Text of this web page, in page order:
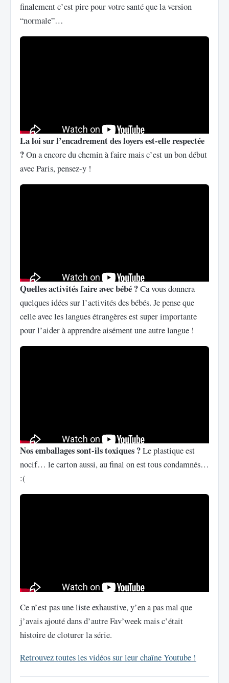
finalement c’est pire pour votre santé que la version
“normale”…
La loi sur l’encadrement des loyers est-elle respectée
?On a encore du chemin à faire mais c’est un bon début
avec Paris, pensez-y !
Quelles activités faire avec bébé ?Ca vous donnera
quelques idées sur l’activités des bébés. Je pense que
celle avec les langues étrangères est super importante
pour l’aider à apprendre aisément une autre langue !
Nos emballages sont-ils toxiques ?Le plastique est
nocif… le carton aussi, au final on est tous condamnés…
:(
Ce n’est pas une liste exhaustive, y’en a pas mal que
j’avais ajouté dans d’autre Fav’week mais c’était
histoire de cloturer la série.
Retrouvez toutes les vidéos sur leur chaîne Youtube !